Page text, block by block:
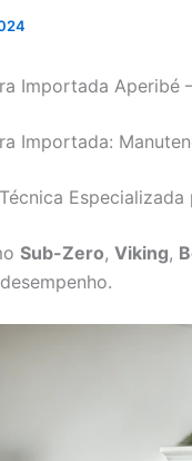
Importada Aperibé
Importada:
Sub-Zero, Viking,